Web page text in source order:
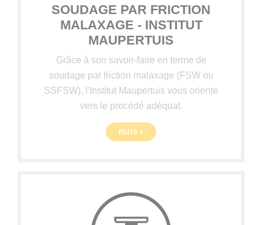
SOUDAGE PAR FRICTION
MALAXAGE - INSTITUT
MAUPERTUIS
Grâce à son savoir-faire en terme de
soudage par friction malaxage (FSW ou
SSFSW), l'Institut Maupertuis vous oriente
vers le procédé adéquat.
PLUS +